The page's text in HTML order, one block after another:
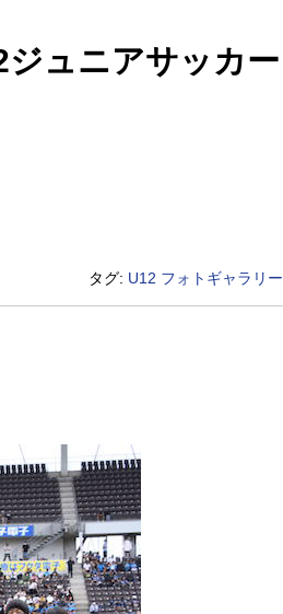
ュニアサッカー
タグ: U12 フォトギャラリー